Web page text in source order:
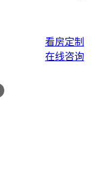
看房定制
在线咨询